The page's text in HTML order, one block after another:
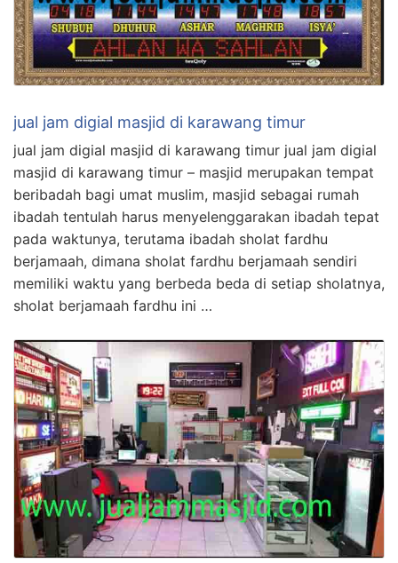
jual jam digial masjid di karawang timur
jual jam digial masjid di karawang timur jual jam digial
masjid di karawang timur – masjid merupakan tempat
beribadah bagi umat muslim, masjid sebagai rumah
ibadah tentulah harus menyelenggarakan ibadah tepat
pada waktunya, terutama ibadah sholat fardhu
berjamaah, dimana sholat fardhu berjamaah sendiri
memiliki waktu yang berbeda beda di setiap sholatnya,
sholat berjamaah fardhu ini …